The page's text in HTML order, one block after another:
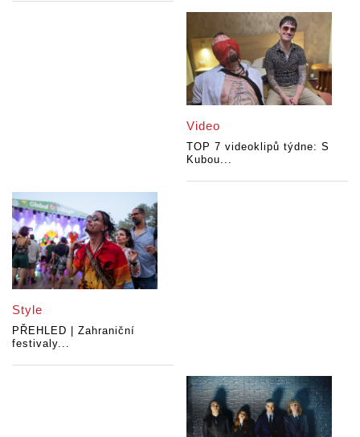
Video
TOP 7 videoklipů týdne: S
Kubou...
Style
PŘEHLED | Zahraniční
festivaly...